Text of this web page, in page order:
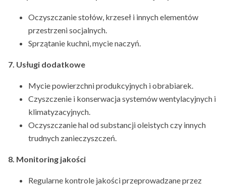
Oczyszczanie stołów, krzeseł i innych elementów
przestrzeni socjalnych.
Sprzątanie kuchni, mycie naczyń.
7. Usługi dodatkowe
Mycie powierzchni produkcyjnych i obrabiarek.
Czyszczenie i konserwacja systemów wentylacyjnych i
klimatyzacyjnych.
Oczyszczanie hal od substancji oleistych czy innych
trudnych zanieczyszczeń.
8. Monitoring jakości
Regularne kontrole jakości przeprowadzane przez